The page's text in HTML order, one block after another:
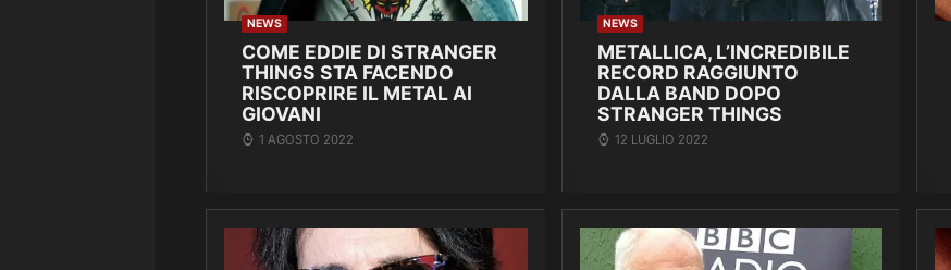
NEWS
COME EDDIE DI STRANGER
THINGS STA FACENDO
RISCOPRIRE IL METAL AI
GIOVANI
1 AGOSTO 2022
NEWS
METALLICA, L’INCREDIBILE
RECORD RAGGIUNTO
DALLA BAND DOPO
STRANGER THINGS
12 LUGLIO 2022